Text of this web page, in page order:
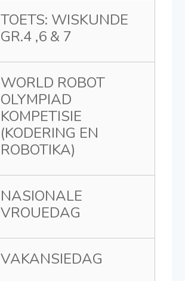
TOETS: WISKUNDE
GR.4 ,6 & 7
WORLD ROBOT
OLYMPIAD
KOMPETISIE
(KODERING EN
ROBOTIKA)
NASIONALE
VROUEDAG
VAKANSIEDAG